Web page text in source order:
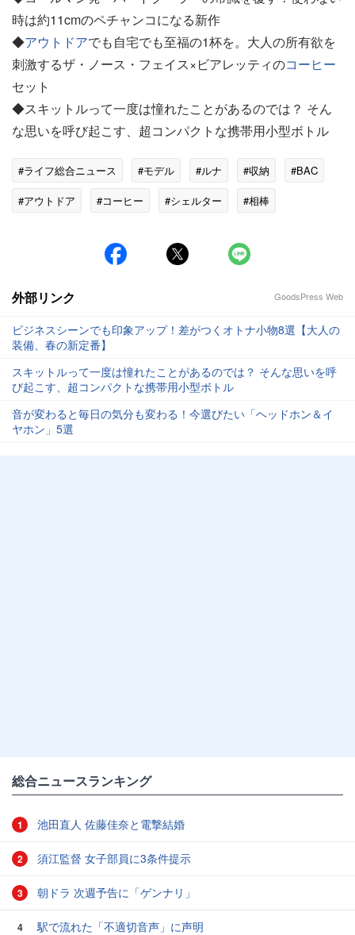
時は約11cmのペチャンコになる新作
◆アウトドアでも自宅でも至福の1杯を。大人の所有欲を
刺激するザ・ノース・フェイス×ビアレッティのコーヒー
セット
◆スキットルって一度は憧れたことがあるのでは？ そん
な思いを呼び起こす、超コンパクトな携帯用小型ボトル
#ライフ総合ニュース #モデル #ルナ #収納
#BAC
#アウトドア
#コーヒー #シェルター #相棒
外部リンク GoodsPress Web
ビジネスシーンでも印象アップ！差がつくオトナ小物8選【大人の
装備、春の新定番】
スキットルって一度は憧れたことがあるのでは？ そんな思いを呼
び起こす、超コンパクトな携帯用小型ボトル
音が変わると毎日の気分も変わる！今選びたい「ヘッドホン＆イ
ヤホン」5選
総合ニュースランキング
1 池田直人 佐藤佳奈と電撃結婚
2 須江監督 女子部員に3条件提示
3 朝ドラ 次週予告に「ゲンナリ」
4 駅で流れた「不適切音声」に声明